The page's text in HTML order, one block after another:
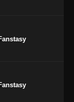
18, 2024
25 Subtitle
18, 2024